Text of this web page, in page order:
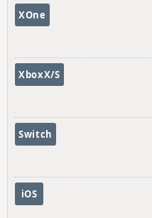
XOne
XboxX/S
Switch
iOS